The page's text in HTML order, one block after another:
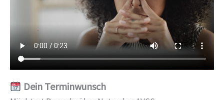
Dein Terminwunsch